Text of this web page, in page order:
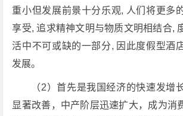
重小但发展前景十分乐观, 人们将更多
享受, 追求精神文明与物质文明相结合,
活中不可或缺的一部分, 因此度假型酒
发展。
（2）首先是我国经济的快速发增
显著改善，中产阶层迅速扩大，成为消